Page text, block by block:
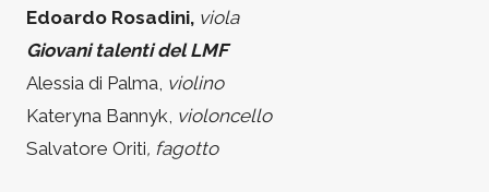
Edoardo Rosadini, viola
Giovani talenti del LMF
Alessia di Palma, violino
Kateryna Bannyk, violoncello
Salvatore Oriti, fagotto